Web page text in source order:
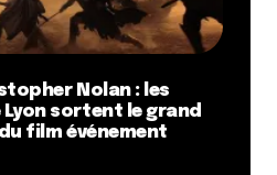
Nolan : les
sortent le grand
film événement